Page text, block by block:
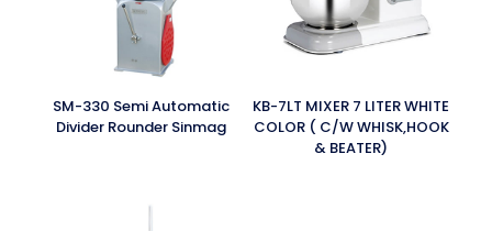
SM-330 Semi Automatic
Divider Rounder Sinmag
KB-7LT MIXER 7 LITER WHITE
COLOR ( C/W WHISK,HOOK
& BEATER)